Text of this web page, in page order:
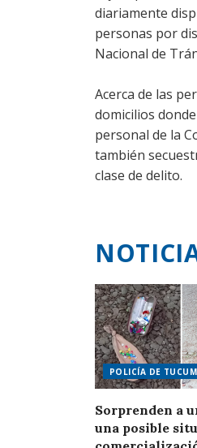
diariamente
personas por
Nacional de
Acerca de las
domicilios
personal de la
también
clase de delito.
POLICÍA DE
Sorprenden a
una posible